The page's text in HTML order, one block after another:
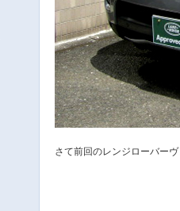
さて前回のレンジローバー